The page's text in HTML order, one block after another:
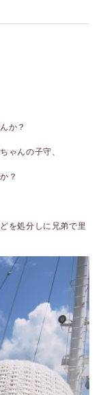
か？
ゃんの子守、
？
を処分しに兄弟で里